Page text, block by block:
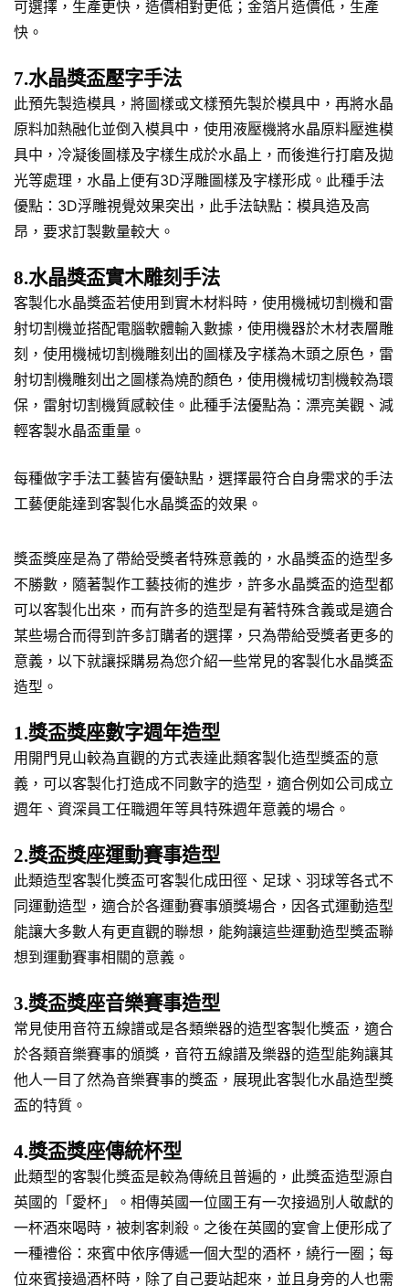
可選擇，生產更快，造價相對更低；金箔片造價低，生產
快。
7.水晶獎盃壓字手法
此預先製造模具，將圖樣或文樣預先製於模具中，再將水晶
原料加熱融化並倒入模具中，使用液壓機將水晶原料壓進模
具中，冷凝後圖樣及字樣生成於水晶上，而後進行打磨及拋
光等處理，水晶上便有3D浮雕圖樣及字樣形成。此種手法
優點：3D浮雕視覺效果突出，此手法缺點：模具造及高
昂，要求訂製數量較大。
8.水晶獎盃實木雕刻手法
客製化水晶獎盃若使用到實木材料時，使用機械切割機和雷
射切割機並搭配電腦軟體輸入數據，使用機器於木材表層雕
刻，使用機械切割機雕刻出的圖樣及字樣為木頭之原色，雷
射切割機雕刻出之圖樣為燒酌顏色，使用機械切割機較為環
保，雷射切割機質感較佳。此種手法優點為：漂亮美觀、減
輕客製水晶盃重量。
每種做字手法工藝皆有優缺點，選擇最符合自身需求的手法
工藝便能達到客製化水晶獎盃的效果。
獎盃獎座是為了帶給受獎者特殊意義的，水晶獎盃的造型多
不勝數，隨著製作工藝技術的進步，許多水晶獎盃的造型都
可以客製化出來，而有許多的造型是有著特殊含義或是適合
某些場合而得到許多訂購者的選擇，只為帶給受獎者更多的
意義，以下就讓採購易為您介紹一些常見的客製化水晶獎盃
造型。
1.獎盃獎座數字週年造型
用開門見山較為直觀的方式表達此類客製化造型獎盃的意
義，可以客製化打造成不同數字的造型，適合例如公司成立
週年、資深員工任職週年等具特殊週年意義的場合。
2.獎盃獎座運動賽事造型
此類造型客製化獎盃可客製化成田徑、足球、羽球等各式不
同運動造型，適合於各運動賽事頒獎場合，因各式運動造型
能讓大多數人有更直觀的聯想，能夠讓這些運動造型獎盃聯
想到運動賽事相關的意義。
3.獎盃獎座音樂賽事造型
常見使用音符五線譜或是各類樂器的造型客製化獎盃，適合
於各類音樂賽事的頒獎，音符五線譜及樂器的造型能夠讓其
他人一目了然為音樂賽事的獎盃，展現此客製化水晶造型獎
盃的特質。
4.獎盃獎座傳統杯型
此類型的客製化獎盃是較為傳統且普遍的，此獎盃造型源自
英國的「愛杯」。相傳英國一位國王有一次接過別人敬獻的
一杯酒來喝時，被刺客刺殺。之後在英國的宴會上便形成了
一種禮俗：來賓中依序傳遞一個大型的酒杯，繞行一圈；每
位來賓接過酒杯時，除了自己要站起來，並且身旁的人也需